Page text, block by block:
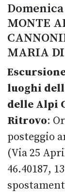
MONTE
MARIA DI
luoghi
delle Alpi
Ritrovo:
posteggio
(Via 25
46.40187,